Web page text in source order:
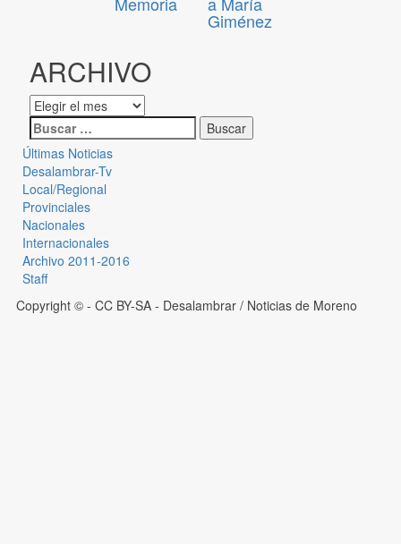
Giménez
ARCHIVO
Últimas Noticias
Desalambrar-Tv
Local/Regional
Provinciales
Nacionales
Internacionales
Archivo 2011-2016
Staff
Copyright © - CC BY-SA - Desalambrar / Noticias de Moreno